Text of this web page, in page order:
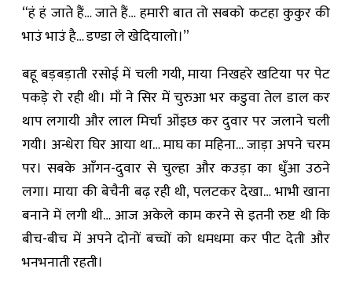
“हं हं जाते हैं… जाते हैं… हमारी बात तो सबको कटहा कुकुर की
भाउं भाउं है… डण्डा ले खेदियालो।”
बहू बड़बड़ाती रसोई में चली गयी, माया निखहरे खटिया पर पेट
पकड़े रो रही थी। माँ ने सिर में चुरुआ भर कडुवा तेल डाल कर
थाप लगायी और लाल मिर्चा ओंइछ कर दुवार पर जलाने चली
गयी। अन्धेरा घिर आया था… माघ का महिना… जाड़ा अपने चरम
पर। सबके आँगन-दुवार से चुल्हा और कउड़ा का धुँआ उठने
लगा। माया की बेचैनी बढ़ रही थी, पलटकर देखा… भाभी खाना
बनाने में लगी थी… आज अकेले काम करने से इतनी रुष्ट थी कि
बीच-बीच में अपने दोनों बच्चों को धमधमा कर पीट देती और
भनभनाती रहती।